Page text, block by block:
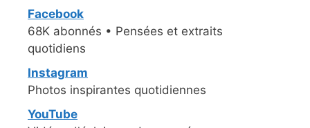
Facebook
68K abonnés • Pensées et extraits
quotidiens
Instagram
Photos inspirantes quotidiennes
YouTube